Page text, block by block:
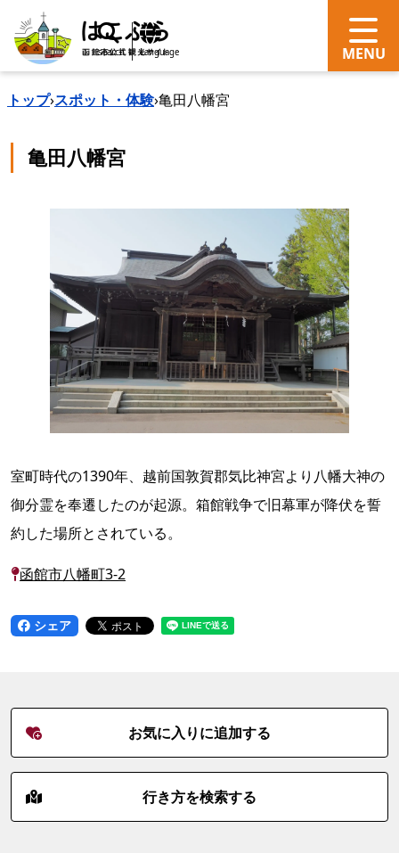
search Language
トップ›スポット・体験›亀田八幡宮
亀田八幡宮
室町時代の1390年、越前国敦賀郡気比神宮より八幡大神の
御分霊を奉遷したのが起源。箱館戦争で旧幕軍が降伏を誓
約した場所とされている。
函館市八幡町3-2
シェア
お気に入りに追加する
行き方を検索する